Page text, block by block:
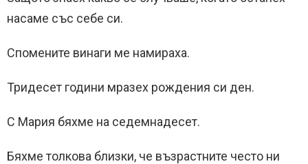
насаме със себе си.
Спомените винаги ме намираха.
Тридесет години мразех рождения си ден.
С Мария бяхме на седемнадесет.
Бяхме толкова близки, че възрастните често ни